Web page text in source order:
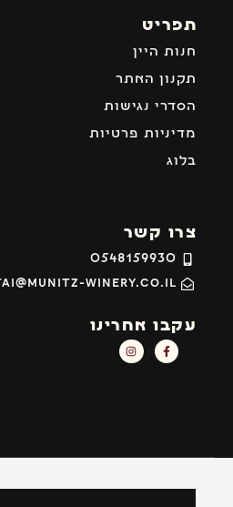
תפריט
חנות היין
תקנון האתר
הסדרי נגישות
מדיניות פרטיות
צרו קשר
0548159930
itai@munitz-winery.co.il
עקבו אחרינו